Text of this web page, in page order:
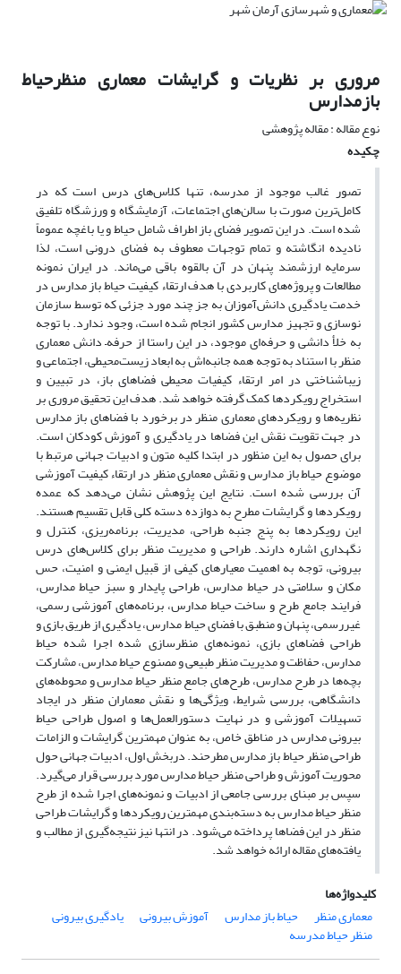
مروری بر نظریات و گرایشات معماری منظرحیاط
بازمدارس
نوع مقاله : مقاله پژوهشی
چکیده
تصور غالب موجود از مدرسه، تنها کلاس‌های درس است که در
کامل‌ترین صورت با سالن‌های اجتماعات، ‏آزمایشگاه و ورزشگاه تلفیق
شده است. در این تصویر فضای باز اطراف شامل حیاط و یا باغچه عموماً
نادیده ‏انگاشته و تمام توجهات معطوف به فضای درونی است، لذا
سرمایه ارزشمند پنهان در آن بالقوه باقی می‌ماند. ‏در ایران نمونه
مطالعات و پروژه‌های کاربردی با هدف ارتقاء کیفیت حیاط باز مدارس در
خدمت یادگیری دانش‌آموزان به جز چند مورد جزئی که توسط سازمان
نوسازی و تجهیز مدارس کشور انجام شده است، وجود ندارد. با توجه
به خلأ دانشی و حرفه‌ای موجود، در این راستا از حرفه– دانش معماری
منظر با استناد به توجه همه جانبه‌اش به ابعاد زیست‌محیطی، اجتماعی و
زیباشناختی در امر ارتقاء کیفیات محیطی فضاهای باز، در تبیین و
استخراج رویکردها کمک گرفته خواهد شد. هدف این تحقیق مروری بر
نظریه‌ها و رویکردهای معماری منظر در برخورد با فضاهای باز مدارس
در جهت تقویت نقش این فضاها در یادگیری و آموزش کودکان است.
برای حصول ‏به این منظور در ابتدا کلیه متون و ادبیات جهانی مرتبط با
موضوع حیاط باز مدارس و نقش معماری منظر در ارتقاء کیفیت آموزشی
آن بررسی شده است. نتایج این پژوهش نشان می‌دهد که عمده
رویکردها و گرایشات مطرح به دوازده دسته کلی قابل تقسیم هستند.
این رویکردها به پنج جنبه طراحی، مدیریت، برنامه‌ریزی، کنترل و
نگهداری اشاره دارند. طراحی و مدیریت منظر برای کلاس‌های درس
بیرونی، توجه به اهمیت معیارهای کیفی از قبیل ایمنی و امنیت، حس
مکان و سلامتی در حیاط مدارس، طراحی پایدار و سبز حیاط مدارس،
فرایند جامع طرح و ساخت حیاط مدارس، برنامه‌های آموزشی رسمی،
غیررسمی، پنهان و منطبق با فضای حیاط مدارس، یادگیری از طریق بازی و
طراحی فضاهای بازی، نمونه‌های منظرسازی شده اجرا شده حیاط
مدارس، حفاظت و مدیریت منظر طبیعی و مصنوع حیاط مدارس، مشارکت
بچه‌ها در طرح مدارس، طرح‌های جامع منظر حیاط مدارس و محوطه‌های
دانشگاهی، بررسی شرایط، ویژگی‌ها و نقش معماران منظر در ایجاد
تسهیلات آموزشی و در نهایت دستورالعمل‌ها و اصول طراحی حیاط
بیرونی مدارس در مناطق خاص، به عنوان مهمترین گرایشات و الزامات
طراحی منظر حیاط باز مدارس مطرحند. دربخش اول، ادبیات جهانی حول
محوریت آموزش و طراحی منظر حیاط مدارس مورد بررسی قرار می‌گیرد.
سپس بر مبنای بررسی جامعی از ادبیات و نمونه‌های اجرا شده از طرح
منظر حیاط مدارس به دسته‌بندی مهمترین رویکردها و گرایشات طراحی
منظر در این فضاها پرداخته می‌شود. در انتها نیز نتیجه‌گیری از مطالب و
یافته‌های مقاله ارائه خواهد شد.
کلیدواژه‌ها
معماری منظر
حیاط باز مدارس آموزش بیرونی یادگیری بیرونی
منظر حیاط مدرسه